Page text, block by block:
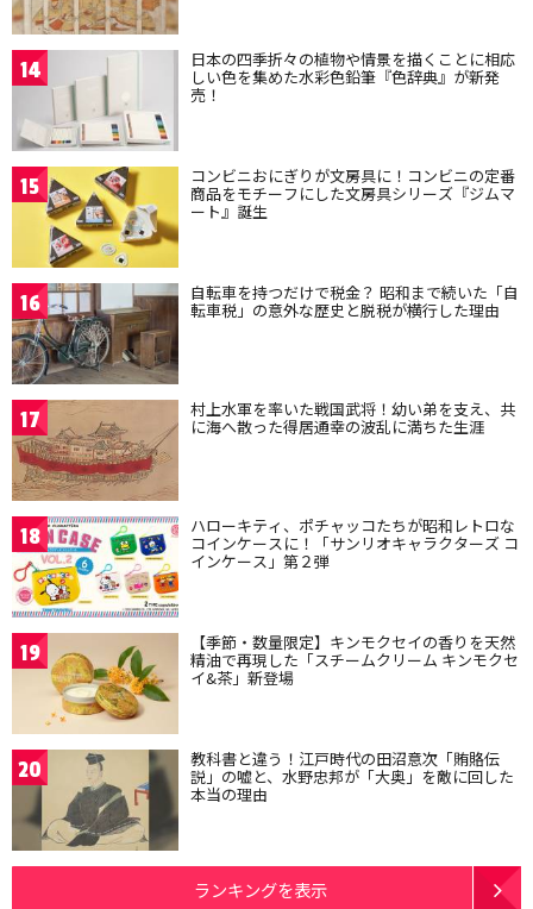
14 日本の四季折々の植物や情景を描くことに相応
しい色を集めた水彩色鉛筆『色辞典』が新発
売！
15 コンビニおにぎりが文房具に！コンビニの定番
商品をモチーフにした文房具シリーズ『ジムマ
ート』誕生
16 自転車を持つだけで税金？ 昭和まで続いた「自
転車税」の意外な歴史と脱税が横行した理由
17 村上水軍を率いた戦国武将！幼い弟を支え、共
に海へ散った得居通幸の波乱に満ちた生涯
18 ハローキティ、ポチャッコたちが昭和レトロな
コインケースに！「サンリオキャラクターズ コ
インケース」第２弾
19 【季節・数量限定】キンモクセイの香りを天然
精油で再現した「スチームクリーム キンモクセ
イ&茶」新登場
20 教科書と違う！江戸時代の田沼意次「賄賂伝
説」の嘘と、水野忠邦が「大奥」を敵に回した
本当の理由
ランキングを表示